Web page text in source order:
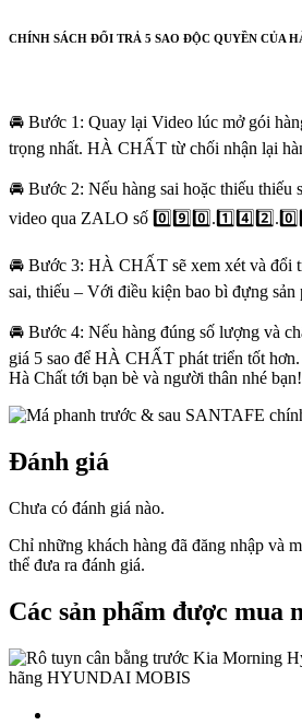
CHÍNH SÁCH ĐỔI TRẢ 5 SAO ĐỘC QUYỀN CỦA
🚘 Bước 1: Quay lại Video lúc mở gói
trọng nhất. HÀ CHẤT từ chối nhận lại
🚘 Bước 2: Nếu hàng sai hoặc thiếu
video qua ZALO số
🚘 Bước 3: HÀ CHẤT sẽ xem xét và đổi
sai, thiếu – Với điều kiện bao bì đựng sản
🚘 Bước 4: Nếu hàng đúng số lượng và
giá 5 sao để HÀ CHẤT phát triển tốt
Hà Chất tới bạn bè và người thân nhé bạn!
Đánh giá
Chưa có đánh giá nào.
Chỉ những khách hàng đã đăng nhập và
thể đưa ra đánh giá.
Các sản phẩm được mua